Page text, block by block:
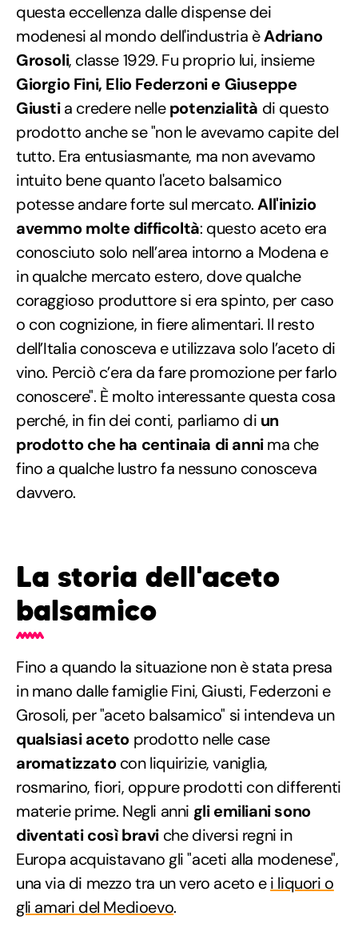
questa eccellenza dalle dispense dei
modenesi al mondo dell'industria èAdriano
Grosoli, classe 1929. Fu proprio lui, insieme
Giorgio Fini, Elio Federzoni e Giuseppe
Giustia credere nellepotenzialità di questo
prodotto anche se "non le avevamo capite del
tutto. Era entusiasmante, ma non avevamo
intuito bene quanto l'aceto balsamico
potesse andare forte sul mercato.All'inizio
avemmo molte difficoltà: questo aceto era
conosciuto solo nell’area intorno a Modena e
in qualche mercato estero, dove qualche
coraggioso produttore si era spinto, per caso
o con cognizione, in fiere alimentari. Il resto
dell’Italia conosceva e utilizzava solo l’aceto di
vino. Perciò c’era da fare promozione per farlo
conoscere". È molto interessante questa cosa
perché, in fin dei conti, parliamo di un
prodotto che ha centinaia di annima che
fino a qualche lustro fa nessuno conosceva
davvero.
La storia dell'aceto
balsamico
Fino a quando la situazione non è stata presa
in mano dalle famiglie Fini, Giusti, Federzoni e
Grosoli, per "aceto balsamico" si intendeva un
qualsiasi aceto prodotto nelle case
aromatizzatocon liquirizie, vaniglia,
rosmarino, fiori, oppure prodotti con differenti
materie prime. Negli anni gli emiliani sono
diventati così bravi che diversi regni in
Europa acquistavano gli "aceti alla modenese",
una via di mezzo tra un vero aceto ei liquori o
gli amari del Medioevo.